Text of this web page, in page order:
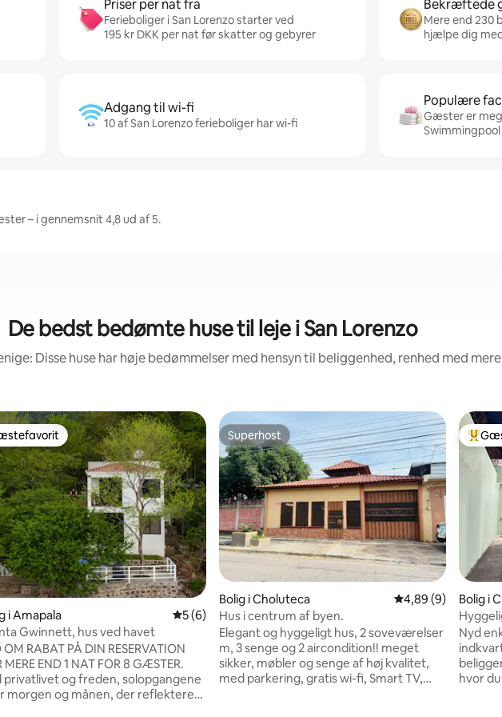
Priser per nat fra
Ferieboliger i San Lorenzo starter ved
195 kr DKK per nat før skatter og gebyrer
Bekræftede
Mere end 230
hjælpe dig
Adgang til wi-fi
10 af San Lorenzo ferieboliger har wi-fi
Populære
Gæster er
Swimmingpool
– i gennemsnit 4,8 ud af 5.
De bedst bedømte huse til leje i San Lorenzo
Disse huse har høje bedømmelser med hensyn til beliggenhed, renhed med
i Amapala 5 ud af 5 i gennemsnitlig bedømmelse, 6 omtaler
5 (6)
Gwinnett, hus ved havet
OM RABAT PÅ DIN RESERVATION
MERE END 1 NAT FOR 8 GÆSTER.
privatlivet og freden, solopgangene
morgen og månen, der reflekterer i
Superhost
Superhost
Bolig i Choluteca 4,89 ud af 5 i
4,89 (9)
Hus i centrum af byen.
Elegant og hyggeligt hus, 2 soveværelser
m, 3 senge og 2 aircondition!! meget
sikker, møbler og senge af høj kvalitet,
med parkering, gratis wi-fi, Smart TV,
Bolig i
Nyd
hvor